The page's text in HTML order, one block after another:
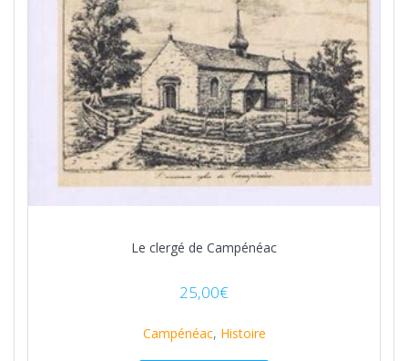
Le clergé de Campénéac
25,00€
Campénéac, Histoire